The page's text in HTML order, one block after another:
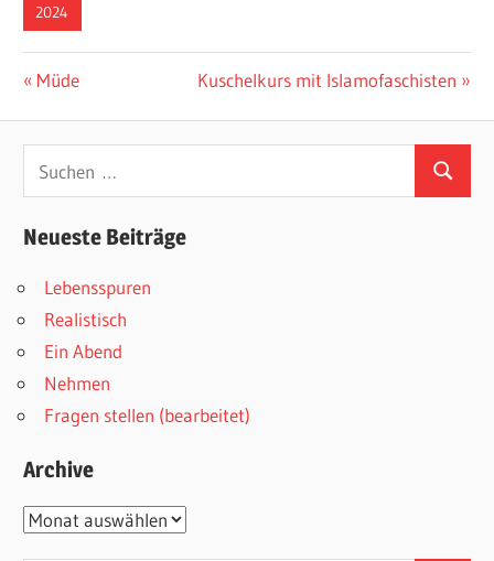
2024
Beitragsnavigation
Vorheriger
Müde
Nächster
Kuschelkurs mit Islamofaschisten
nach:
Suchen
Neueste Beiträge
Lebensspuren
Realistisch
Ein Abend
Nehmen
Fragen stellen (bearbeitet)
Archive
Archive